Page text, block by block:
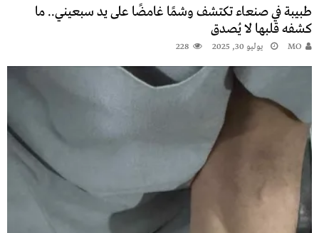
طبيبة في صنعاء تكتشف وشمًا غامضًا على يد سبعيني.. ما
كشفه قلبها لا يُصدق
MO يوليو 30, 2025 228